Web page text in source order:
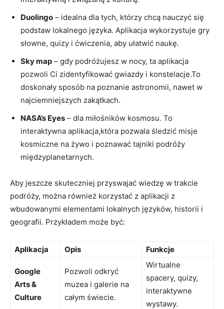
Duolingo – idealna ‌dla tych, którzy chcą ‌nauczyć się
podstaw lokalnego języka. Aplikacja wykorzystuje ​gry
słowne, quizy ‍i ‌ćwiczenia, ‍aby ​ułatwić naukę.
Sky map – gdy ​podróżujesz‌ w nocy, ⁢ta aplikacja
pozwoli Ci zidentyfikować gwiazdy​ i konstelacje.To
doskonały sposób na poznanie⁢ astronomii, nawet w
najciemniejszych zakątkach.
NASA’s Eyes – dla ‍miłośników kosmosu. To
interaktywna aplikacja,która pozwala śledzić misje
kosmiczne na żywo i poznawać tajniki podróży
międzyplanetarnych.
Aby jeszcze skuteczniej przyswajać wiedzę w trakcie
podróży, można również korzystać z ‍aplikacji z
wbudowanymi elementami lokalnych języków, historii⁣ i
geografii. Przykładem może‌ być:
Aplikacja Opis Funkcje
Google‍
Arts & ​
Culture
Pozwoli odkryć
muzea i⁤ galerie na
całym świecie.
Wirtualne
spacery, quizy,
interaktywne
wystawy.